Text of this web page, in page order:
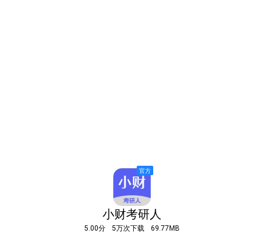
小财考研人
5.00分 5万次下载 69.77MB